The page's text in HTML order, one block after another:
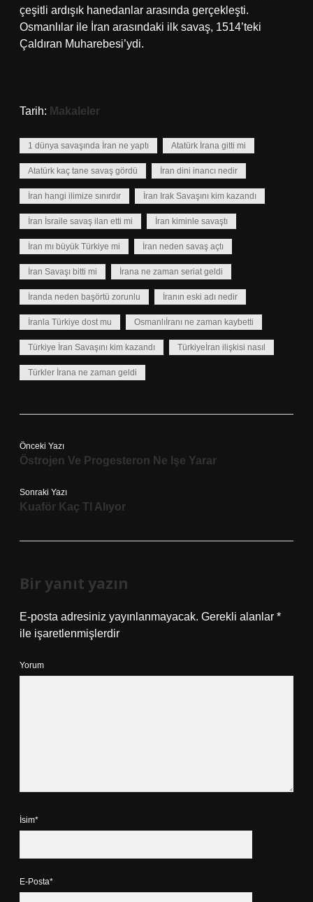
çeşitli ardışık hanedanlar arasında gerçekleşti.
Osmanlılar ile İran arasındaki ilk savaş, 1514’teki
Çaldıran Muharebesi’ydi.
Tarih: Makaleler
1 dünya savaşında İran ne yaptı Atatürk İrana gitti mi
Atatürk kaç tane savaş gördü İran dini inancı nedir
İran hangi ilimize sınırdır İran Irak Savaşını kim kazandı
İran İsraile savaş ilan etti mi İran kiminle savaştı
İran mı büyük Türkiye mi İran neden savaş açtı
İran Savaşı bitti mi İrana ne zaman seriat geldi
İranda neden başörtü zorunlu İranın eski adı nedir
İranla Türkiye dost mu Osmanlıİranı ne zaman kaybetti
Türkiye İran Savaşını kim kazandı Türkiyeİran ilişkisi nasıl
Türkler İrana ne zaman geldi
Önceki Yazı
Östrojen Ve Progesteron Ne Işe Yarar
Sonraki Yazı
Kuaför Kaç Tl Alıyor
Bir yanıt yazın
E-posta adresiniz yayınlanmayacak. Gerekli alanlar *
ile işaretlenmişlerdir
Yorum
İsim*
E-Posta*